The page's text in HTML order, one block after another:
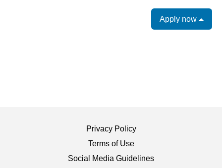
Apply now
Privacy Policy
Terms of Use
Social Media Guidelines